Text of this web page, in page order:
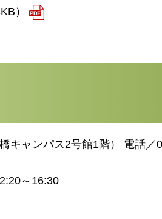
）
キャンパス2号館1階） 電話／
～16:30